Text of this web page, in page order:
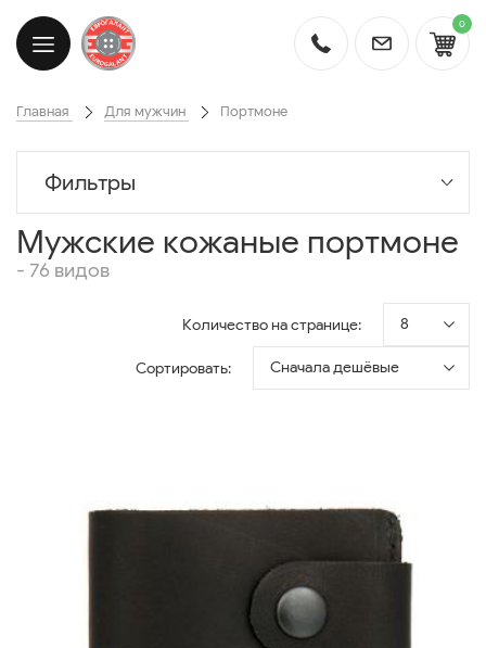
0
Главная Для мужчин Портмоне
Фильтры
Мужские кожаные портмоне
- 76 видов
Количество на странице: 8
Сортировать: Сначала дешёвые